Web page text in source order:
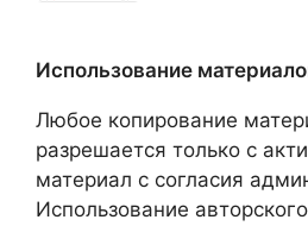
Использование
Любое копирование
разрешается только с
материал с согласия
Использование